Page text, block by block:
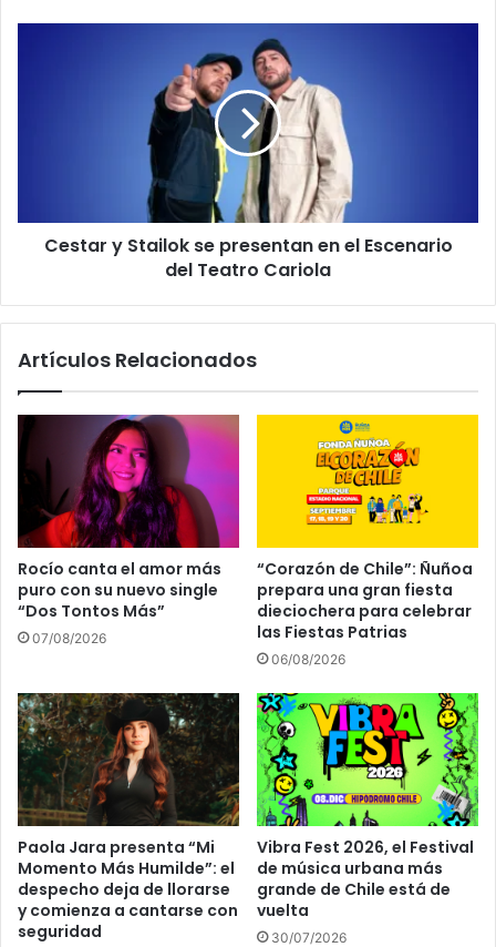
Cestar y Stailok se presentan en el Escenario
del Teatro Cariola
Artículos Relacionados
Rocío canta el amor más
puro con su nuevo single
“Dos Tontos Más”
07/08/2026
“Corazón de Chile”: Ñuñoa
prepara una gran fiesta
dieciochera para celebrar
las Fiestas Patrias
06/08/2026
Paola Jara presenta “Mi
Momento Más Humilde”: el
despecho deja de llorarse
y comienza a cantarse con
seguridad
Vibra Fest 2026, el Festival
de música urbana más
grande de Chile está de
vuelta
30/07/2026